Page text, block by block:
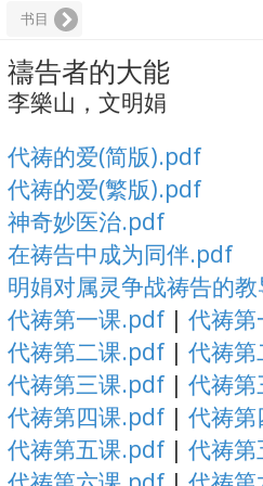
书目
禱告者的大能
李樂山，文明娟
代祷的爱(简版).pdf
代祷的爱(繁版).pdf
神奇妙医治.pdf
在祷告中成为同伴.pdf
明娟对属灵争战祷告的
代祷第一课.pdf | 代祷
代祷第二课.pdf | 代祷
代祷第三课.pdf | 代祷
代祷第四课.pdf | 代祷
代祷第五课.pdf | 代祷